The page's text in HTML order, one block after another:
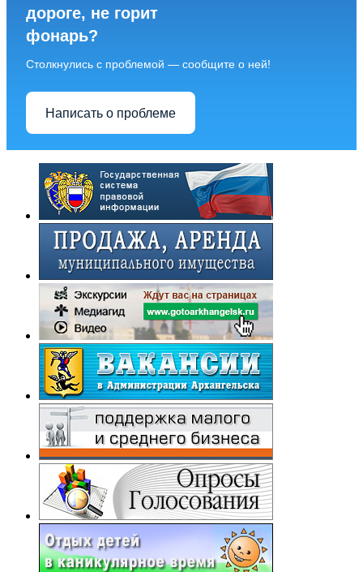
дороге, не горит
фонарь?
Столкнулись с проблемой — сообщите о ней!
Написать о проблеме